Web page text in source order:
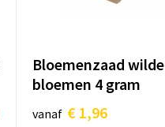
Bloemenzaad wilde
bloemen 4 gram
vanaf € 1,96